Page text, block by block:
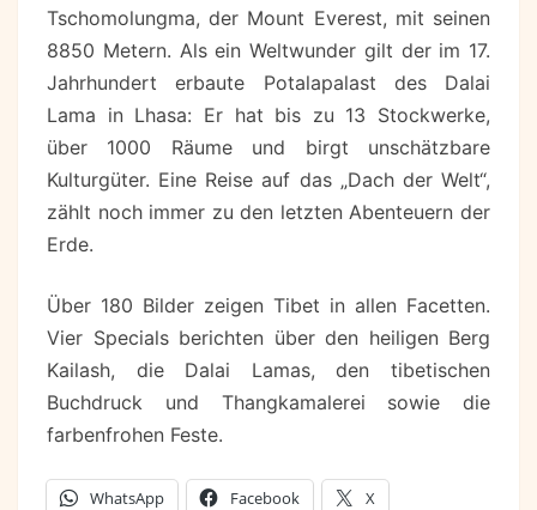
Tschomolungma, der Mount Everest, mit seinen
8850 Metern. Als ein Weltwunder gilt der im 17.
Jahrhundert erbaute Potalapalast des Dalai
Lama in Lhasa: Er hat bis zu 13 Stockwerke,
über 1000 Räume und birgt unschätzbare
Kulturgüter. Eine Reise auf das „Dach der Welt“,
zählt noch immer zu den letzten Abenteuern der
Erde.
Über 180 Bilder zeigen Tibet in allen Facetten.
Vier Specials berichten über den heiligen Berg
Kailash, die Dalai Lamas, den tibetischen
Buchdruck und Thangkamalerei sowie die
farbenfrohen Feste.
WhatsApp Facebook X